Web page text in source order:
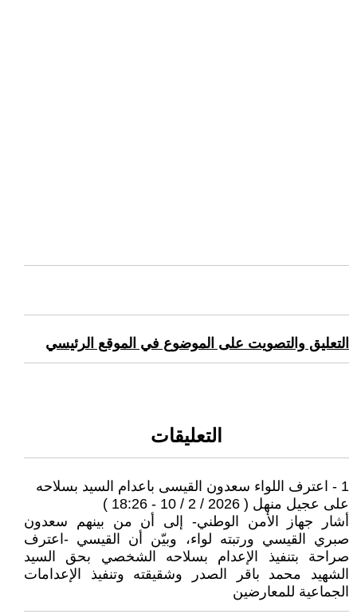
التعليق والتصويت على الموضوع في الموقع الرئيسي
التعليقات
1 - اعترف اللواء سعدون القيسى باعدام السيد بسلاحه
على عجيل منهل ( 2026 / 2 / 10 - 18:26 )
أشار جهاز الأمن الوطني- إلى أن من بينهم سعدون
صبري القيسي ورتبته لواء، وبيّن أن القيسي -اعترف
صراحة بتنفيذ الإعدام بسلاحه الشخصي بحق السيد
الشهيد محمد باقر الصدر وشقيقته وتنفيذ الإعدامات
الجماعية للمعارضين